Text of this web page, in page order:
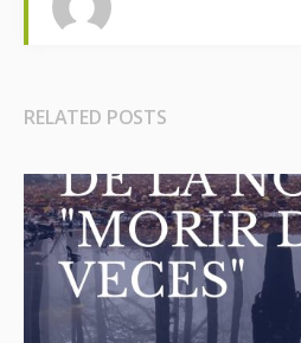
RELATED POSTS